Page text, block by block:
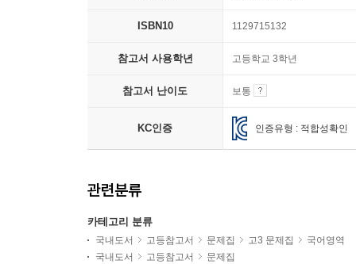
ISBN10 1129715132
참고서 사용학년 고등학교 3학년
참고서 난이도 보통
KC인증 인증유형 : 적합성확인
관련분류
카테고리 분류
국내도서 고등참고서 문제집 고3 문제집
국어영역
국내도서
고등참고서 문제집